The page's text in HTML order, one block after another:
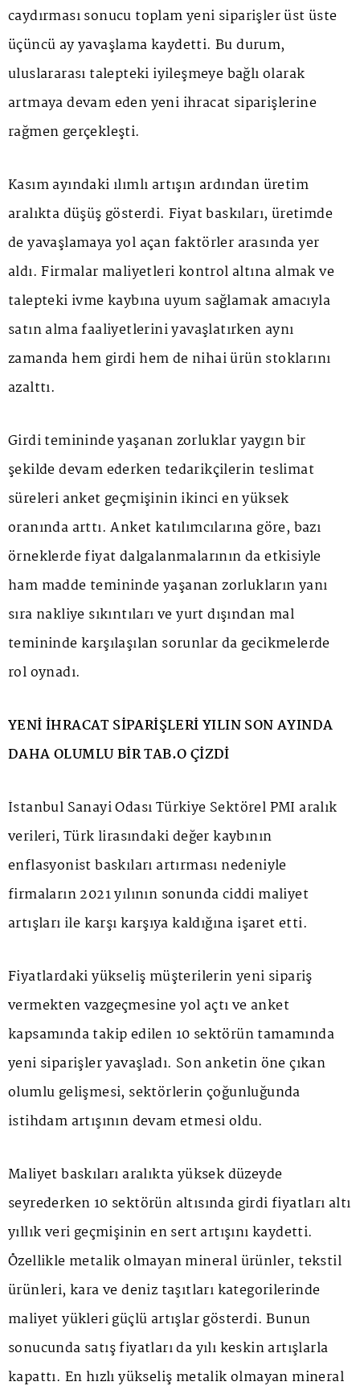
caydırması sonucu toplam yeni siparişler üst üste
üçüncü ay yavaşlama kaydetti. Bu durum,
uluslararası talepteki iyileşmeye bağlı olarak
artmaya devam eden yeni ihracat siparişlerine
rağmen gerçekleşti.
Kasım ayındaki ılımlı artışın ardından üretim
aralıkta düşüş gösterdi. Fiyat baskıları, üretimde
de yavaşlamaya yol açan faktörler arasında yer
aldı. Firmalar maliyetleri kontrol altına almak ve
talepteki ivme kaybına uyum sağlamak amacıyla
satın alma faaliyetlerini yavaşlatırken aynı
zamanda hem girdi hem de nihai ürün stoklarını
azalttı.
Girdi temininde yaşanan zorluklar yaygın bir
şekilde devam ederken tedarikçilerin teslimat
süreleri anket geçmişinin ikinci en yüksek
oranında arttı. Anket katılımcılarına göre, bazı
örneklerde fiyat dalgalanmalarının da etkisiyle
ham madde temininde yaşanan zorlukların yanı
sıra nakliye sıkıntıları ve yurt dışından mal
temininde karşılaşılan sorunlar da gecikmelerde
rol oynadı.
YENİ İHRACAT SİPARİŞLERİ YILIN SON AYINDA
DAHA OLUMLU BİR TAB.O ÇİZDİ
İstanbul Sanayi Odası Türkiye Sektörel PMI aralık
verileri, Türk lirasındaki değer kaybının
enflasyonist baskıları artırması nedeniyle
firmaların 2021 yılının sonunda ciddi maliyet
artışları ile karşı karşıya kaldığına işaret etti.
Fiyatlardaki yükseliş müşterilerin yeni sipariş
vermekten vazgeçmesine yol açtı ve anket
kapsamında takip edilen 10 sektörün tamamında
yeni siparişler yavaşladı. Son anketin öne çıkan
olumlu gelişmesi, sektörlerin çoğunluğunda
istihdam artışının devam etmesi oldu.
Maliyet baskıları aralıkta yüksek düzeyde
seyrederken 10 sektörün altısında girdi fiyatları altı
yıllık veri geçmişinin en sert artışını kaydetti.
Özellikle metalik olmayan mineral ürünler, tekstil
ürünleri, kara ve deniz taşıtları kategorilerinde
maliyet yükleri güçlü artışlar gösterdi. Bunun
sonucunda satış fiyatları da yılı keskin artışlarla
kapattı. En hızlı yükseliş metalik olmayan mineral